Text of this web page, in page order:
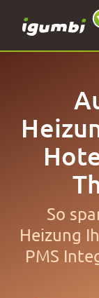
So
Heizung
PMS